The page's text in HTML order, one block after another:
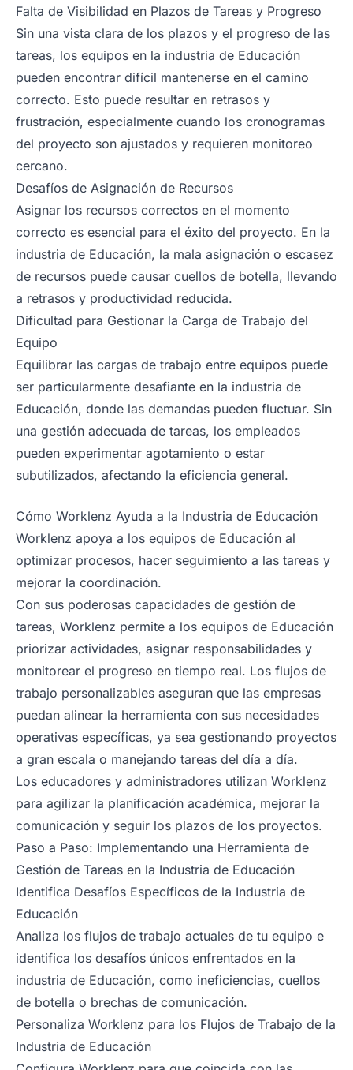
Falta de Visibilidad en Plazos de Tareas y Progreso
Sin una vista clara de los plazos y el progreso de las
tareas, los equipos en la industria de Educación
pueden encontrar difícil mantenerse en el camino
correcto. Esto puede resultar en retrasos y
frustración, especialmente cuando los cronogramas
del proyecto son ajustados y requieren monitoreo
cercano.
Desafíos de Asignación de Recursos
Asignar los recursos correctos en el momento
correcto es esencial para el éxito del proyecto. En la
industria de Educación, la mala asignación o escasez
de recursos puede causar cuellos de botella, llevando
a retrasos y productividad reducida.
Dificultad para Gestionar la Carga de Trabajo del
Equipo
Equilibrar las cargas de trabajo entre equipos puede
ser particularmente desafiante en la industria de
Educación, donde las demandas pueden fluctuar. Sin
una gestión adecuada de tareas, los empleados
pueden experimentar agotamiento o estar
subutilizados, afectando la eficiencia general.
Cómo Worklenz Ayuda a la Industria de Educación
Worklenz apoya a los equipos de Educación al
optimizar procesos, hacer seguimiento a las tareas y
mejorar la coordinación.
Con sus poderosas capacidades de gestión de
tareas, Worklenz permite a los equipos de Educación
priorizar actividades, asignar responsabilidades y
monitorear el progreso en tiempo real. Los flujos de
trabajo personalizables aseguran que las empresas
puedan alinear la herramienta con sus necesidades
operativas específicas, ya sea gestionando proyectos
a gran escala o manejando tareas del día a día.
Los educadores y administradores utilizan Worklenz
para agilizar la planificación académica, mejorar la
comunicación y seguir los plazos de los proyectos.
Paso a Paso: Implementando una Herramienta de
Gestión de Tareas en la Industria de Educación
Identifica Desafíos Específicos de la Industria de
Educación
Analiza los flujos de trabajo actuales de tu equipo e
identifica los desafíos únicos enfrentados en la
industria de Educación, como ineficiencias, cuellos
de botella o brechas de comunicación.
Personaliza Worklenz para los Flujos de Trabajo de la
Industria de Educación